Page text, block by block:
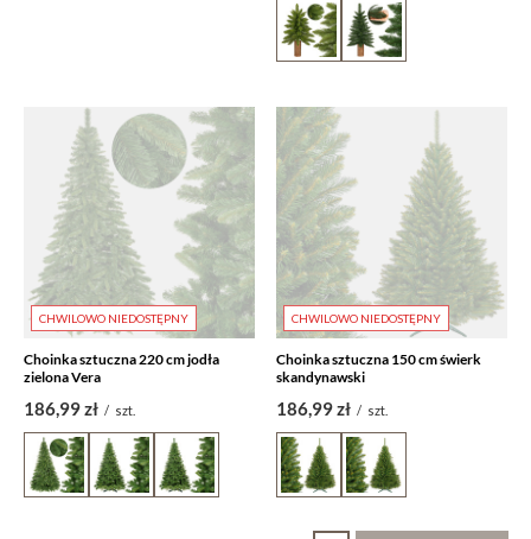
CHWILOWO NIEDOSTĘPNY
Choinka sztuczna 220 cm jodła
zielona Vera
186,99 zł / szt.
CHWILOWO NIEDOSTĘPNY
Choinka sztuczna 150 cm świerk
skandynawski
186,99 zł / szt.